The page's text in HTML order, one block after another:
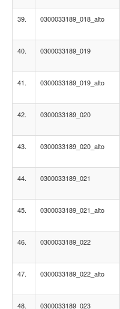
39. 0300033189_018_alto
40. 0300033189_019
41. 0300033189_019_alto
42. 0300033189_020
43. 0300033189_020_alto
44. 0300033189_021
45. 0300033189_021_alto
46. 0300033189_022
47. 0300033189_022_alto
48. 0300033189_023